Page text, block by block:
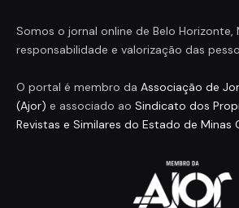
Somos o jornal online de Belo Horizonte,
responsabilidade e valorização das
O portal é membro da Associação de
(Ajor) e associado ao Sindicato dos
Revistas e Similares do Estado de Minas